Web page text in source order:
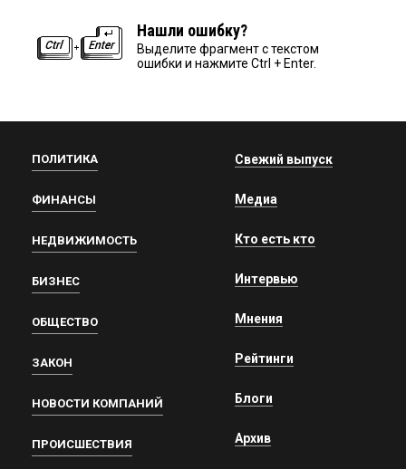
Нашли ошибку?
Выделите фрагмент с текстом
ошибки и нажмите Ctrl + Enter.
ПОЛИТИКА
ФИНАНСЫ
НЕДВИЖИМОСТЬ
БИЗНЕС
ОБЩЕСТВО
ЗАКОН
НОВОСТИ КОМПАНИЙ
ПРОИСШЕСТВИЯ
Свежий выпуск
Медиа
Кто есть кто
Интервью
Мнения
Рейтинги
Блоги
Архив